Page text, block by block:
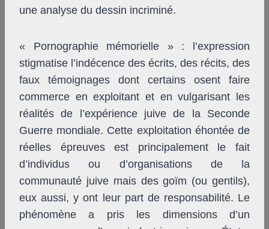
une analyse du dessin incriminé.
« Pornographie mémorielle » : l’expression
stigmatise l’indécence des écrits, des récits, des
faux témoignages dont certains osent faire
commerce en exploitant et en vulgarisant les
réalités de l’expérience juive de la Seconde
Guerre mondiale. Cette exploitation éhontée de
réelles épreuves est principalement le fait
d’individus ou d’organisations de la
communauté juive mais des goïm (ou gentils),
eux aussi, y ont leur part de responsabilité. Le
phénomène a pris les dimensions d’un